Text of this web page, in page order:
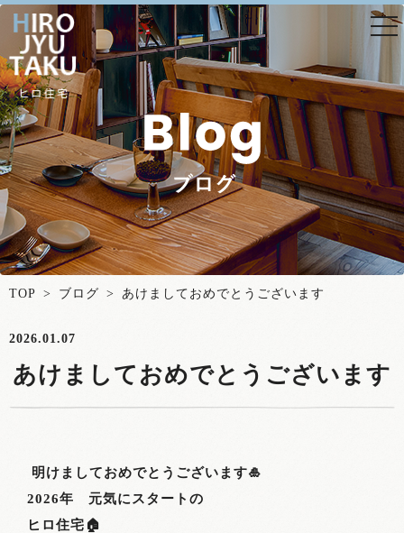
TOP > ブログ > あけましておめでとうございます
2026.01.07
あけましておめでとうございます
明けましておめでとうございます🎍
2026年 元気にスタートの
ヒロ住宅🏠